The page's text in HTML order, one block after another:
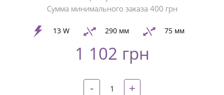
+
Twitter
Pinterest
Сумма минимального заказа 400 грн
13 W 290 мм 75 мм
1 102 грн
- +